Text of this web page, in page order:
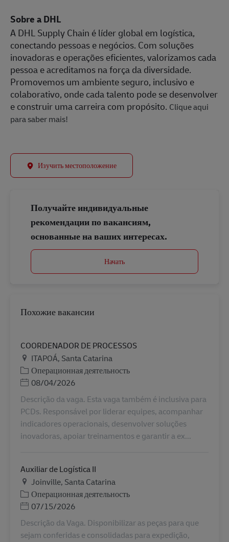
Sobre a DHL
A DHL Supply Chain é líder global em logística,
conectando pessoas e negócios. Com soluções
inovadoras e operações eficientes, valorizamos cada
pessoa e acreditamos na força da diversidade.
Promovemos um ambiente seguro, inclusivo e
colaborativo, onde cada talento pode se desenvolver
e construir uma carreira com propósito. Clique aqui
para saber mais!
Изучить местоположение
Получайте индивидуальные
рекомендации по вакансиям,
основанные на ваших интересах.
Начать
Похожие вакансии
COORDENADOR DE PROCESSOS
Местоположение
ITAPOÁ, Santa Catarina
Категория
Операционная деятельность
Дата публикации
08/04/2026
Descrição da vaga. Esta vaga também é inclusiva para
PCDs. Responsável por liderar equipes, acompanhar
indicadores operacionais, desenvolver soluções
inovadoras, apoiar treinamentos e garantir a ex...
Auxiliar de Logística II
Местоположение
Joinville, Santa Catarina
Категория
Операционная деятельность
Дата публикации
07/15/2026
Descrição da Vaga. Disponibilizar as peças para que
sejam conferidas e consolidadas para expedição,